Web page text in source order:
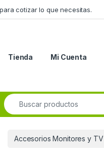
cotizar lo que necesitas.
Tienda Mi Cuenta
Search for:
Accesorios Monitores y TV